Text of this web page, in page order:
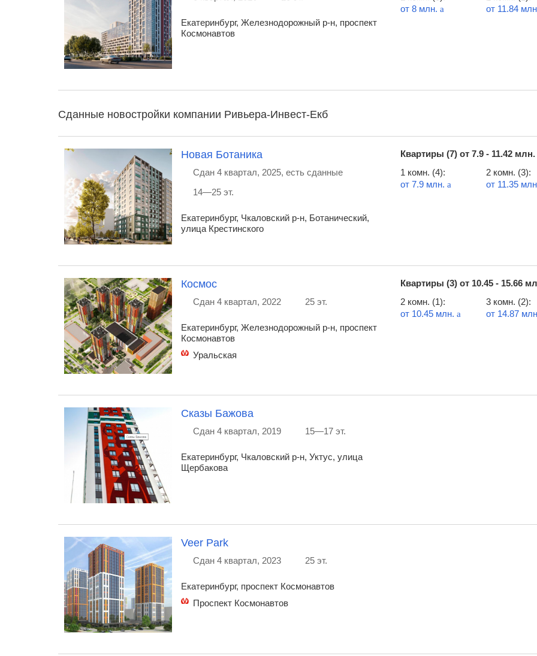
Екатеринбург, Железнодорожный р-н, проспект
Космонавтов
от 8 млн. a
от 11.84
Сданные новостройки компании Ривьера-Инвест-Екб
Новая Ботаника
Сдан 4 квартал, 2025, есть сданные
14—25 эт.
Екатеринбург, Чкаловский р-н, Ботанический,
улица Крестинского
Квартиры (7) от 7.9 - 11.42 млн.
1 комн. (4):
от 7.9 млн. a
2 комн. (3):
от 11.35
Космос
Сдан 4 квартал, 2022 25 эт.
Екатеринбург, Железнодорожный р-н, проспект
Космонавтов
Уральская
Квартиры (3) от 10.45 - 15.66
2 комн. (1):
от 10.45 млн. a
3 комн. (2):
от 14.87
Сказы Бажова
Сдан 4 квартал, 2019 15—17 эт.
Екатеринбург, Чкаловский р-н, Уктус, улица
Щербакова
Veer Park
Сдан 4 квартал, 2023 25 эт.
Екатеринбург, проспект Космонавтов
Проспект Космонавтов